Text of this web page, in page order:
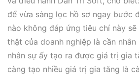
để vừa sàng lọc hồ sơ ngay bước
nào không đáp ứng tiêu chí này sẽ
thật của doanh nghiệp là cần
nhân sự ấy tạo ra được giá trị gia
càng tạo nhiều giá trị gia tăng là